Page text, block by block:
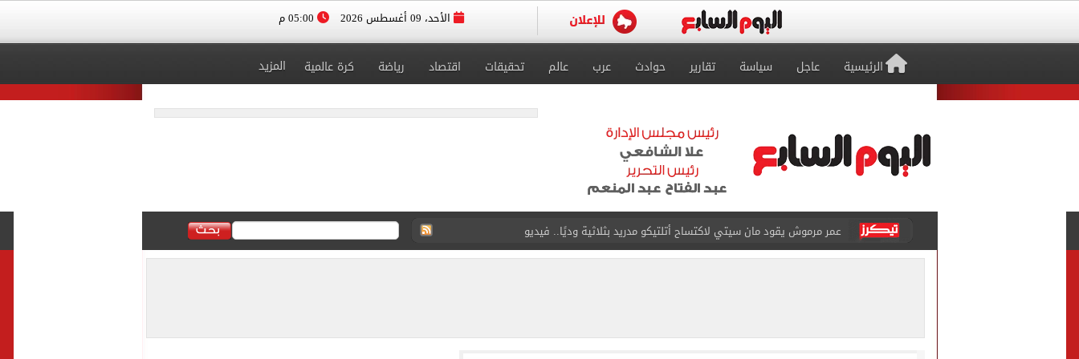
الأحد، 09 أغسطس 2026
الرئيسية عاجل سياسة تقارير حوادث عرب عالم تحقيقات اقتصاد رياضة كرة عالمية المزيد
عمر مرموش يقود مان سيتي لاكتساح أتلتيكو مدريد بثلاثية وديًا.. فيديو
شبكة بريطانية عن محمد صلاح: «من أفضل لاعبي أفريقيا عبر التاريخ»
عراقجى: لا نجرى محادثات مع واشنطن حالياً